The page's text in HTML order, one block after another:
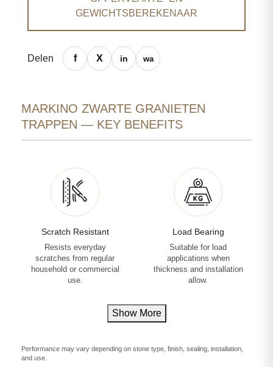
GEWICHTSBEREKENAAR
Delen
MARKINO ZWARTE GRANIETEN
TRAPPEN — KEY BENEFITS
Scratch Resistant
Resists everyday
scratches from regular
household or commercial
use.
Load Bearing
Suitable for load
applications when
thickness and installation
allow.
Show More
Performance may vary depending on stone type, finish, sealing, installation,
and use.